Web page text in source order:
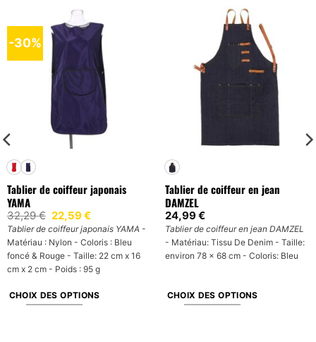
-30%
Tablier de coiffeur japonais
YAMA
32,29€ Le
prix
initial
était :
32,29 €.
22,59€Le
prix
actuel
est :
22,59 €.
Tablier de coiffeur japonais YAMA -
Matériau : Nylon - Coloris : Bleu
foncé & Rouge - Taille: 22 cm x 16
cm x 2 cm - Poids : 95 g
CHOIX DES OPTIONS
Tablier de coiffeur en jean
DAMZEL
24,99€
Tablier de coiffeur en jean DAMZEL
- Matériau: Tissu De Denim - Taille:
environ 78 x 68 cm - Coloris: Bleu
CHOIX DES OPTIONS